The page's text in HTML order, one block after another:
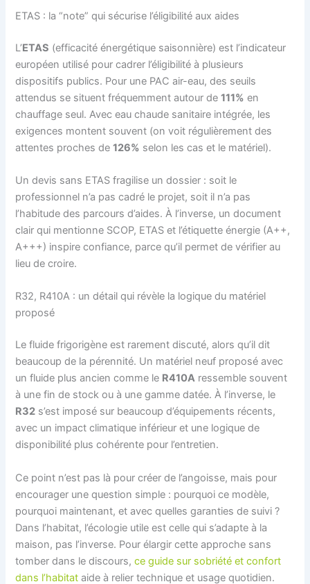
ETAS : la “note” qui sécurise l’éligibilité aux aides
L’ETAS (efficacité énergétique saisonnière) est l’indicateur
européen utilisé pour cadrer l’éligibilité à plusieurs
dispositifs publics. Pour une PAC air-eau, des seuils
attendus se situent fréquemment autour de111% en
chauffage seul. Avec eau chaude sanitaire intégrée, les
exigences montent souvent (on voit régulièrement des
attentes proches de126% selon les cas et le matériel).
Un devis sans ETAS fragilise un dossier : soit le
professionnel n’a pas cadré le projet, soit il n’a pas
l’habitude des parcours d’aides. À l’inverse, un document
clair qui mentionne SCOP, ETAS et l’étiquette énergie (A++,
A+++) inspire confiance, parce qu’il permet de vérifier au
lieu de croire.
R32, R410A : un détail qui révèle la logique du matériel
proposé
Le fluide frigorigène est rarement discuté, alors qu’il dit
beaucoup de la pérennité. Un matériel neuf proposé avec
un fluide plus ancien comme le R410A ressemble souvent
à une fin de stock ou à une gamme datée. À l’inverse, le
R32 s’est imposé sur beaucoup d’équipements récents,
avec un impact climatique inférieur et une logique de
disponibilité plus cohérente pour l’entretien.
Ce point n’est pas là pour créer de l’angoisse, mais pour
encourager une question simple : pourquoi ce modèle,
pourquoi maintenant, et avec quelles garanties de suivi ?
Dans l’habitat, l’écologie utile est celle qui s’adapte à la
maison, pas l’inverse. Pour élargir cette approche sans
tomber dans le discours,ce guide sur sobriété et confort
dans l’habitat aide à relier technique et usage quotidien.